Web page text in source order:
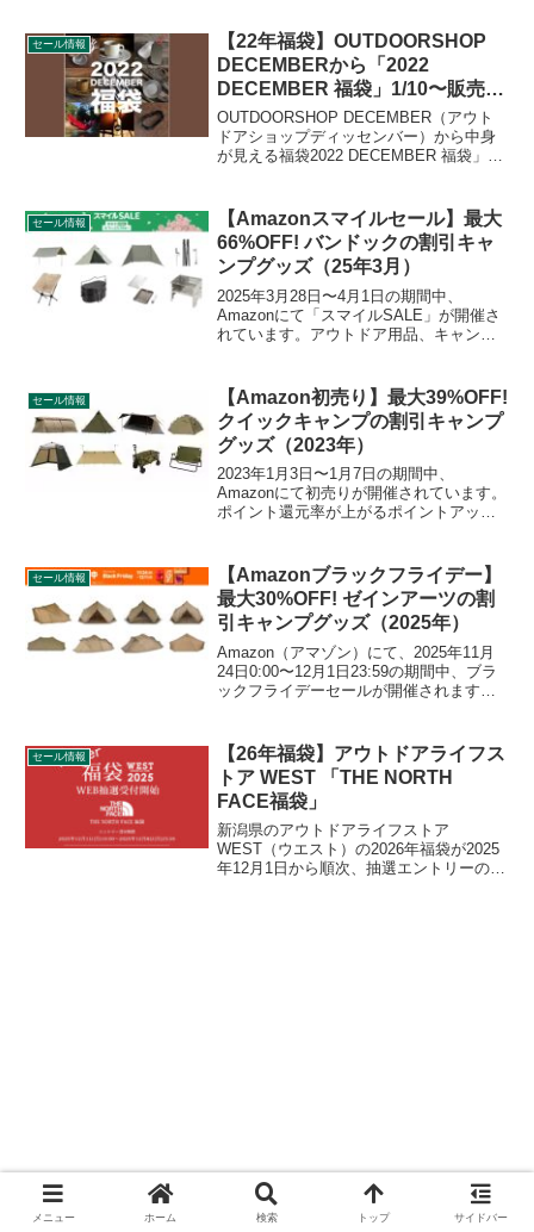
お得に購入できます。詳細をレビューし
ます。
セール情報
【22年福袋】OUTDOORSHOP
DECEMBERから「2022
DECEMBER 福袋」1/10〜販売開
始
OUTDOORSHOP DECEMBER（アウト
ドアショップディッセンバー）から中身
が見える福袋2022 DECEMBER 福袋」が
円で販売されます。詳細をレビューしま
す。
セール情報
【Amazonスマイルセール】最大
66%OFF! バンドックの割引キャ
ンプグッズ（25年3月）
2025年3月28日〜4月1日の期間中、
Amazonにて「スマイルSALE」が開催さ
れています。アウトドア用品、キャンプ
ズもお得に購入できます。詳細をレビュ
ーします。ア...
セール情報
【Amazon初売り】最大39%OFF!
クイックキャンプの割引キャンプ
グッズ（2023年）
2023年1月3日〜1月7日の期間中、
Amazonにて初売りが開催されています。
ポイント還元率が上がるポイントアップ
引対象となっている製品、販売価格など
を一覧化します。
セール情報
【Amazonブラックフライデー】
最大30%OFF! ゼインアーツの割
引キャンプグッズ（2025年）
Amazon（アマゾン）にて、2025年11月
24日0:00〜12月1日23:59の期間中、ブラ
ックフライデーセールが開催されます。3
対象となっており、ZANE ARTS（ゼイン
アーツ）のキャンプグッズもお得に購入
できます。詳細をレビューします。
セール情報
【26年福袋】アウトドアライフス
トア WEST 「THE NORTH
FACE福袋」
新潟県のアウトドアライフストア
WEST（ウエスト）の2026年福袋が2025
年12月1日から順次、抽選エントリーの受
メニュー ホーム 検索 トップ サイドバー